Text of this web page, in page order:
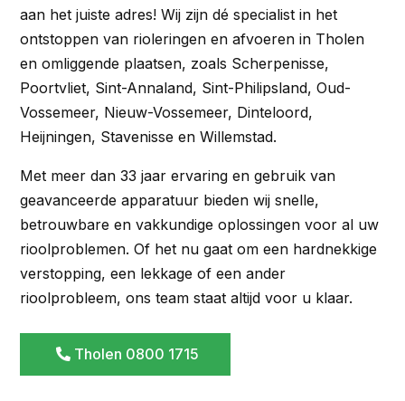
aan het juiste adres! Wij zijn dé specialist in het
ontstoppen van rioleringen en afvoeren in Tholen
en omliggende plaatsen, zoals Scherpenisse,
Poortvliet, Sint-Annaland, Sint-Philipsland, Oud-
Vossemeer, Nieuw-Vossemeer, Dinteloord,
Heijningen, Stavenisse en Willemstad.
Met meer dan 33 jaar ervaring en gebruik van
geavanceerde apparatuur bieden wij snelle,
betrouwbare en vakkundige oplossingen voor al uw
rioolproblemen. Of het nu gaat om een hardnekkige
verstopping, een lekkage of een ander
rioolprobleem, ons team staat altijd voor u klaar.
Tholen 0800 1715